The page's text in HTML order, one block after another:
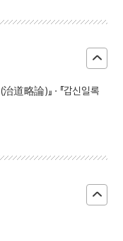
道略論)』 · 『갑신일록